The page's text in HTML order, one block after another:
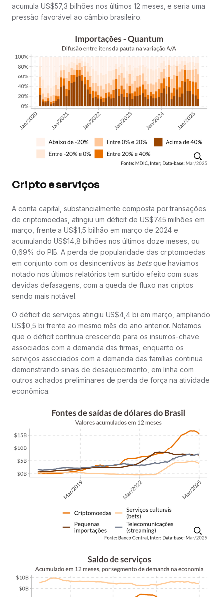
acumula US$57,3 bilhões nos últimos 12 meses, e seria uma
pressão favorável ao câmbio brasileiro.
Cripto e serviços
A conta capital, substancialmente composta por transações
de criptomoedas, atingiu um déficit de US$745 milhões em
março, frente a US$1,5 bilhão em março de 2024 e
acumulando US$14,8 bilhões nos últimos doze meses, ou
0,69% do PIB. A perda de popularidade das criptomoedas
em conjunto com os desincentivos às betsque havíamos
notado nos últimos relatórios tem surtido efeito com suas
devidas defasagens, com a queda de fluxo nas criptos
sendo mais notável.
O déficit de serviços atingiu US$4,4 bi em março, ampliando
US$0,5 bi frente ao mesmo mês do ano anterior. Notamos
que o déficit continua crescendo para os insumos-chave
associados com a demanda das firmas, enquanto os
serviços associados com a demanda das famílias continua
demonstrando sinais de desaquecimento, em linha com
outros achados preliminares de perda de força na atividade
econômica.